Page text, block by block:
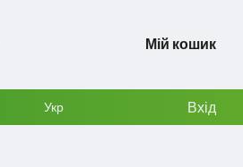
Мій кошик
Укр Вхід